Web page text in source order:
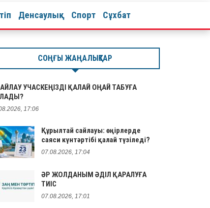
Денсаулық Спорт Сұхбат
СОҢҒЫ ЖАҢАЛЫҚТАР
УЧАСКЕҢІЗДІ ҚАЛАЙ ОҢАЙ ТАБУҒА
17:06
Құрылтай сайлауы: өңірлерде
саяси күнтәртібі қалай түзіледі?
07.08.2026, 17:04
ӘР ЖОЛДАНЫМ ӘДІЛ ҚАРАЛУҒА
ТИІС
07.08.2026, 17:01